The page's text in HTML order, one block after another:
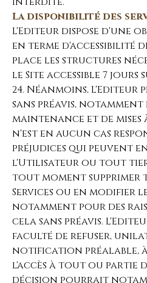
La disponibilité des
L'Editeur dispose d'une
en terme d'accessibilité
place les structures
le Site accessible 7 jours
24. Néanmoins, L'Editeur
sans préavis,
maintenance et de mises
n'est en aucun cas
préjudices qui peuvent
l'Utilisateur ou tout
tout moment supprimer
Services ou en modifier
notamment pour des
cela sans préavis.
faculté de refuser,
notification préalable,
l'accès à tout ou partie
décision pourrait